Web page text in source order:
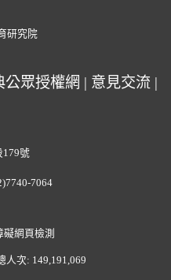
公眾授權網 | 意見交流 |
179號
7064
人次: 149,191,069